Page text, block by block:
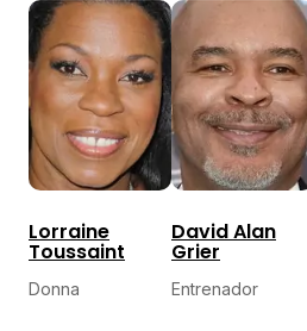
Lorraine
Toussaint
Donna
David Alan
Grier
Entrenador